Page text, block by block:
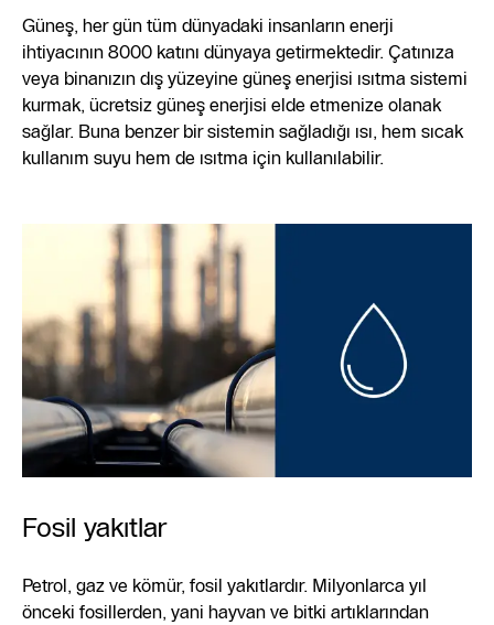
Güneş, her gün tüm dünyadaki insanların enerji
ihtiyacının 8000 katını dünyaya getirmektedir. Çatınıza
veya binanızın dış yüzeyine güneş enerjisi ısıtma sistemi
kurmak, ücretsiz güneş enerjisi elde etmenize olanak
sağlar. Buna benzer bir sistemin sağladığı ısı, hem sıcak
kullanım suyu hem de ısıtma için kullanılabilir.
Fosil yakıtlar
Petrol, gaz ve kömür, fosil yakıtlardır. Milyonlarca yıl
önceki fosillerden, yani hayvan ve bitki artıklarından